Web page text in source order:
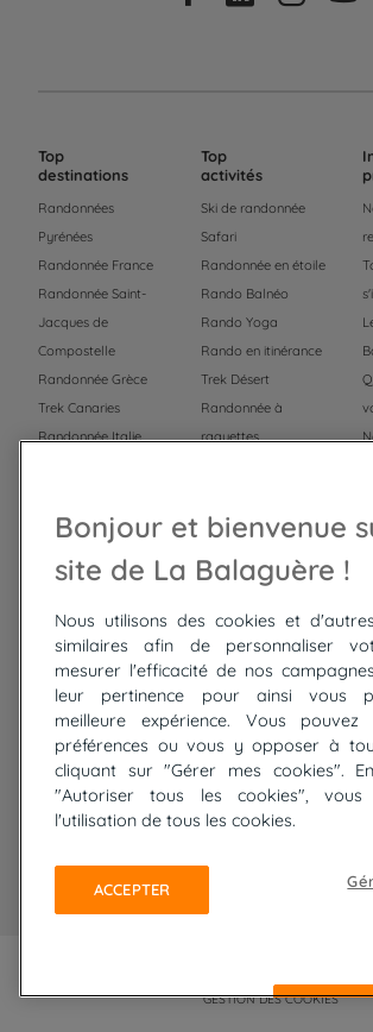
Top
destinations
Randonnées
Pyrénées
Randonnée France
Randonnée Saint-
Jacques de
Compostelle
Randonnée Grèce
Trek Canaries
Randonnée Italie
Trek Mauritanie
Top
activités
Ski de randonnée
Safari
Randonnée en étoile
Rando Balnéo
Rando Yoga
Rando en itinérance
Trek Désert
Randonnée à
raquettes
Trek
Top
circuits
Tour du lac de Constance à vélo
Cyclades : Amorgos et Naxos
Randonnée aux Bardenas Reales
De Collioure à Cadaquès à pied
Découverte des trésors de Madère
Rando Réunion en douceur
Trek sur Tenerife
GESTION DES COOKIES
Bonjour et bienvenue
site de La Balaguère !
Nous utilisons des cookies et
similaires afin de personnaliser
mesurer l'efficacité de nos
leur pertinence pour ainsi vous
meilleure expérience. Vous
préférences ou vous y opposer à
cliquant sur "Gérer mes cookies".
"Autoriser tous les cookies", vous
l'utilisation de tous les cookies.
ACCEPTER